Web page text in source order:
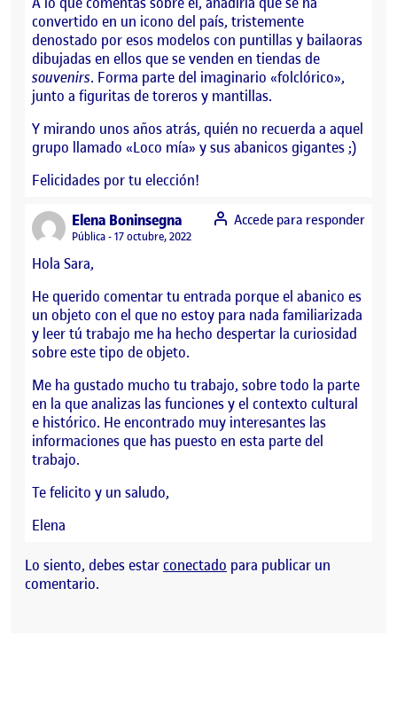
convertido en un icono del país, tristemente
denostado por esos modelos con puntillas y bailaoras
dibujadas en ellos que se venden en tiendas de
souvenirs. Forma parte del imaginario «folclórico»,
junto a figuritas de toreros y mantillas.
Y mirando unos años atrás, quién no recuerda a aquel
grupo llamado «Loco mía» y sus abanicos gigantes ;)
Felicidades por tu elección!
Elena Boninsegna
Visibilidad:
Pública 17 octubre, 2022
Hola Sara,
He querido comentar tu entrada porque el abanico es
un objeto con el que no estoy para nada familiarizada
y leer tú trabajo me ha hecho despertar la curiosidad
sobre este tipo de objeto.
Me ha gustado mucho tu trabajo, sobre todo la parte
en la que analizas las funciones y el contexto cultural
e histórico. He encontrado muy interesantes las
informaciones que has puesto en esta parte del
trabajo.
Te felicito y un saludo,
Elena
Accede para responder
Lo siento, debes estarconectado para publicar un
comentario.